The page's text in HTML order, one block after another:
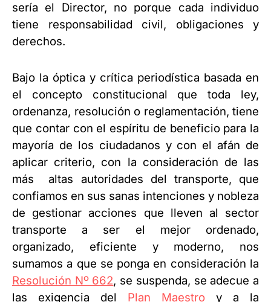
sería el Director, no porque cada individuo
tiene responsabilidad civil, obligaciones y
derechos.
Bajo la óptica y crítica periodística basada en
el concepto constitucional que toda ley,
ordenanza, resolución o reglamentación, tiene
que contar con el espíritu de beneficio para la
mayoría de los ciudadanos y con el afán de
aplicar criterio, con la consideración de las
más altas autoridades del transporte, que
confiamos en sus sanas intenciones y nobleza
de gestionar acciones que lleven al sector
transporte a ser el mejor ordenado,
organizado, eficiente y moderno, nos
sumamos a que se ponga en consideración la
Resolución Nº 662, se suspenda, se adecue a
las exigencia del Plan Maestro y a la